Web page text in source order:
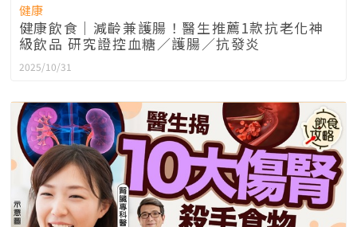
健康
健康飲食｜減齡兼護腸！醫生推薦1款抗老化神
級飲品 研究證控血糖／護腸／抗發炎
2025/10/31